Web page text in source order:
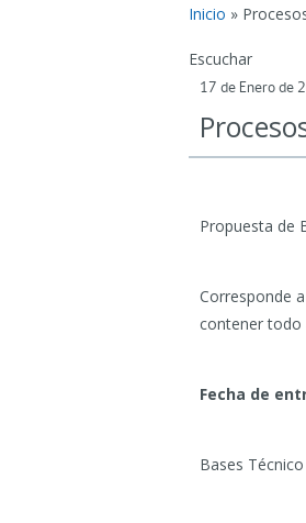
Inicio »
Escuchar
17 de Enero de
Propuesta de
Corresponde
contener todo
Fecha de
Bases